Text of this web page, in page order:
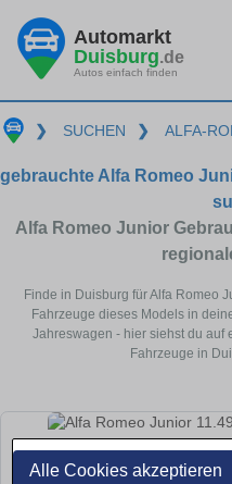
Alle Cookies akzeptieren
Automarkt
Duisburg.de
Autos einfach finden
❯ SUCHEN ❯ ALFA-
gebrauchte Alfa Romeo
Alfa Romeo Junior
Finde in Duisburg für Alfa Romeo
Fahrzeuge dieses Models in
Jahreswagen - hier siehst du auf
Fahrzeuge in